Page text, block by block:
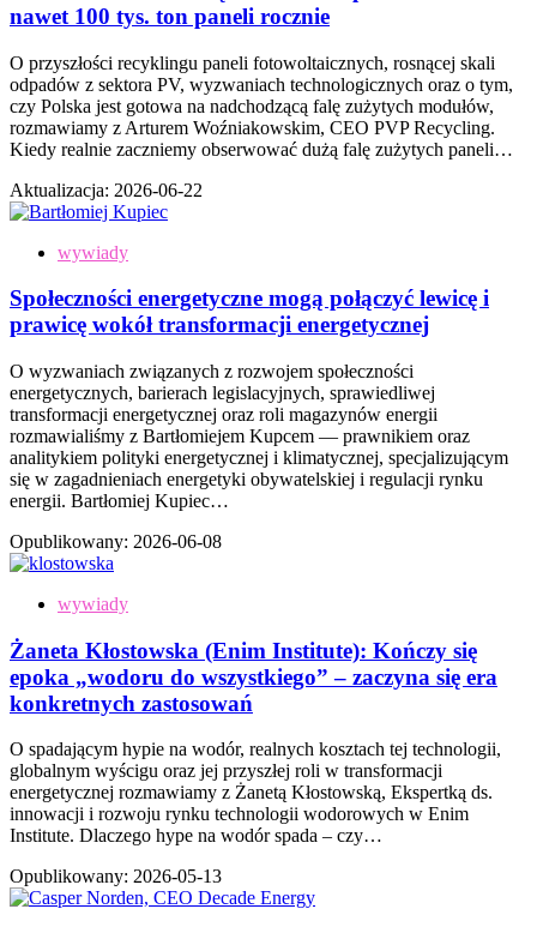
nawet 100 tys. ton paneli rocznie
O przyszłości recyklingu paneli fotowoltaicznych, rosnącej skali
odpadów z sektora PV, wyzwaniach technologicznych oraz o tym,
czy Polska jest gotowa na nadchodzącą falę zużytych modułów,
rozmawiamy z Arturem Woźniakowskim, CEO PVP Recycling.
Kiedy realnie zaczniemy obserwować dużą falę zużytych paneli…
Aktualizacja: 2026-06-22
wywiady
Społeczności energetyczne mogą połączyć lewicę i
prawicę wokół transformacji energetycznej
O wyzwaniach związanych z rozwojem społeczności
energetycznych, barierach legislacyjnych, sprawiedliwej
transformacji energetycznej oraz roli magazynów energii
rozmawialiśmy z Bartłomiejem Kupcem — prawnikiem oraz
analitykiem polityki energetycznej i klimatycznej, specjalizującym
się w zagadnieniach energetyki obywatelskiej i regulacji rynku
energii. Bartłomiej Kupiec…
Opublikowany: 2026-06-08
wywiady
Żaneta Kłostowska (Enim Institute): Kończy się
epoka „wodoru do wszystkiego” – zaczyna się era
konkretnych zastosowań
O spadającym hypie na wodór, realnych kosztach tej technologii,
globalnym wyścigu oraz jej przyszłej roli w transformacji
energetycznej rozmawiamy z Żanetą Kłostowską, Ekspertką ds.
innowacji i rozwoju rynku technologii wodorowych w Enim
Institute. Dlaczego hype na wodór spada – czy…
Opublikowany: 2026-05-13